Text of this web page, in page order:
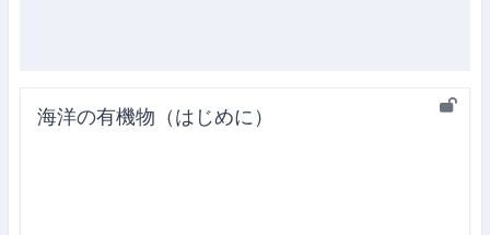
海洋の有機物（はじめに）